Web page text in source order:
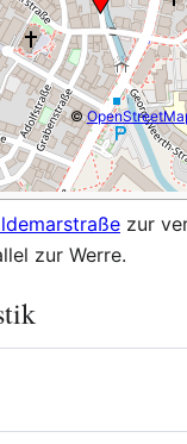
©
zur
zur Werre.